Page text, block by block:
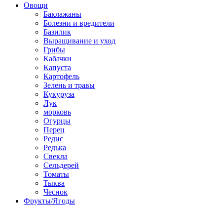
Овощи
Баклажаны
Болезни и вредители
Базилик
Выращивание и уход
Грибы
Кабачки
Капуста
Картофель
Зелень и травы
Кукуруза
Лук
морковь
Огурцы
Перец
Редис
Редька
Свекла
Сельдерей
Томаты
Тыква
Чеснок
Фрукты/Ягоды